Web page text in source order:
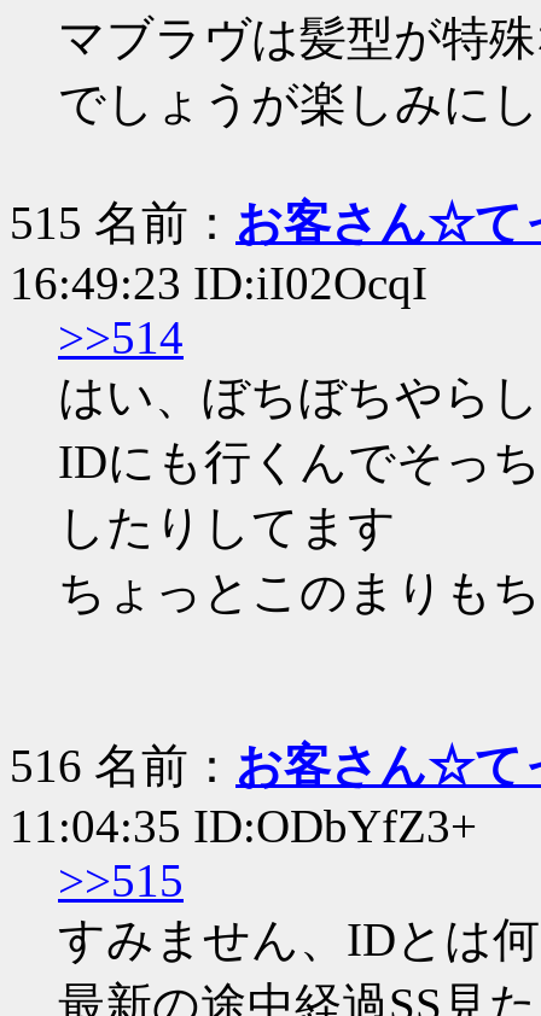
マブラヴは髪型が特
でしょうが楽しみに
515 名前： お客さん☆て
16:49:23 ID:iI02OcqI
>>514
はい、ぼちぼちやら
IDにも行くんでそっ
したりしてます
ちょっとこのまりも
516 名前： お客さん☆て
11:04:35 ID:ODbYfZ3+
>>515
すみません、IDとは
最新の途中経過SS見